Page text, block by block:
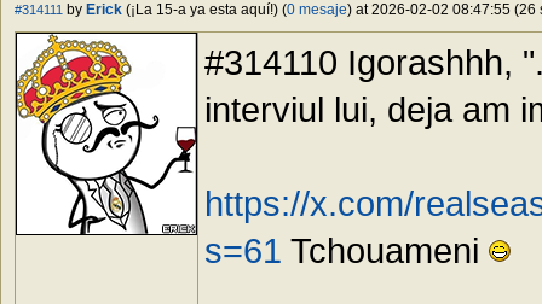
#314111 by Erick (¡La 15-a ya esta aquí!) (0 mesaje) at 2026-02-02 08:47:55 (26
#314110 Igorashhh,
interviul lui, deja am
https://x.com/
s=61 Tchouameni